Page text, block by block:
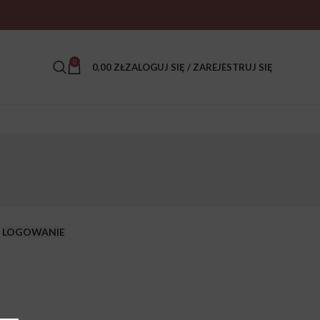
0 0,00 ZŁZALOGUJ SIĘ / ZAREJESTRUJ SIĘ
LOGOWANIE